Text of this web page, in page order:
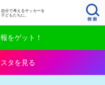
自分で考えるサッカーを
子どもたちに。
をゲット！
タを見る